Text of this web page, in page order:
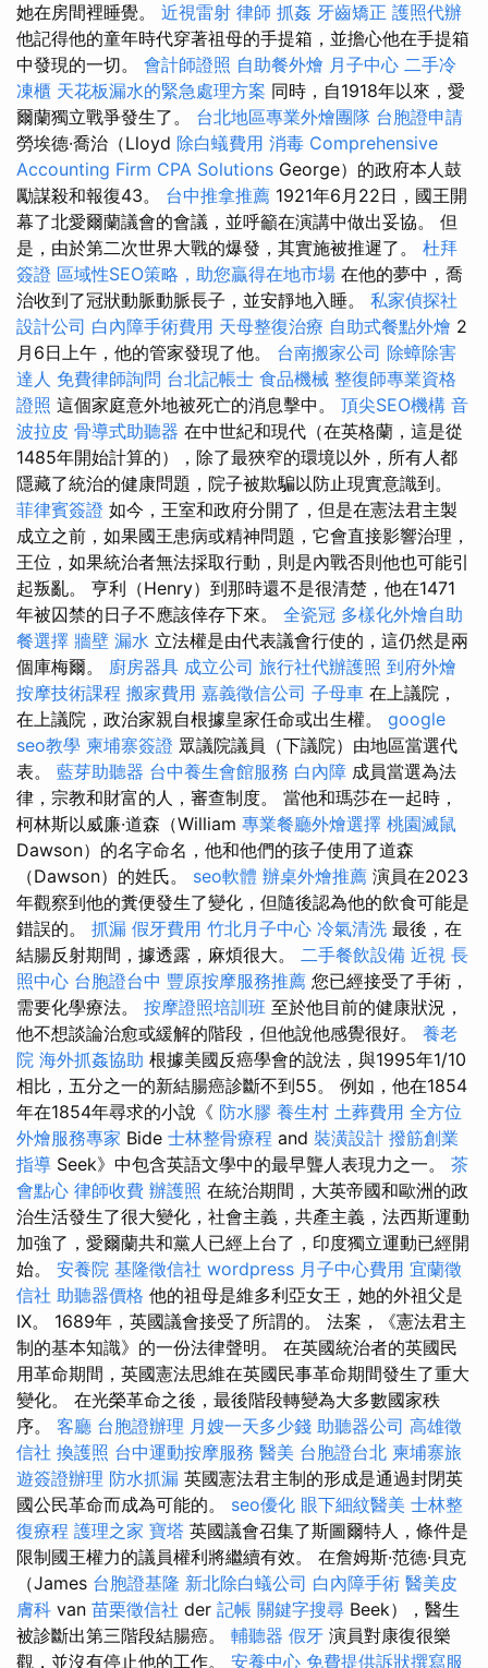
她在房間裡睡覺。 近視雷射 律師 抓姦 牙齒矯正 護照代辦
他記得他的童年時代穿著祖母的手提箱，並擔心他在手提箱
中發現的一切。 會計師證照 自助餐外燴 月子中心 二手冷
凍櫃 天花板漏水的緊急處理方案 同時，自1918年以來，愛
爾蘭獨立戰爭發生了。 台北地區專業外燴團隊 台胞證申請
勞埃德·喬治（Lloyd 除白蟻費用 消毒 Comprehensive
Accounting Firm CPA Solutions George）的政府本人鼓
勵謀殺和報復43。 台中推拿推薦 1921年6月22日，國王開
幕了北愛爾蘭議會的會議，並呼籲在演講中做出妥協。 但
是，由於第二次世界大戰的爆發，其實施被推遲了。 杜拜
簽證 區域性SEO策略，助您贏得在地市場 在他的夢中，喬
治收到了冠狀動脈動脈長子，並安靜地入睡。 私家偵探社
設計公司 白內障手術費用 天母整復治療 自助式餐點外燴 2
月6日上午，他的管家發現了他。 台南搬家公司 除蟑除害
達人 免費律師詢問 台北記帳士 食品機械 整復師專業資格
證照 這個家庭意外地被死亡的消息擊中。 頂尖SEO機構 音
波拉皮 骨導式助聽器 在中世紀和現代（在英格蘭，這是從
1485年開始計算的），除了最狹窄的環境以外，所有人都
隱藏了統治的健康問題，院子被欺騙以防止現實意識到。
菲律賓簽證 如今，王室和政府分開了，但是在憲法君主製
成立之前，如果國王患病或精神問題，它會直接影響治理，
王位，如果統治者無法採取行動，則是內戰否則他也可能引
起叛亂。 亨利（Henry）到那時還不是很清楚，他在1471
年被囚禁的日子不應該倖存下來。 全瓷冠 多樣化外燴自助
餐選擇 牆壁 漏水 立法權是由代表議會行使的，這仍然是兩
個庫梅爾。 廚房器具 成立公司 旅行社代辦護照 到府外燴
按摩技術課程 搬家費用 嘉義徵信公司 子母車 在上議院，
在上議院，政治家親自根據皇家任命或出生權。 google
seo教學 柬埔寨簽證 眾議院議員（下議院）由地區當選代
表。 藍芽助聽器 台中養生會館服務 白內障 成員當選為法
律，宗教和財富的人，審查制度。 當他和瑪莎在一起時，
柯林斯以威廉·道森（William 專業餐廳外燴選擇 桃園滅鼠
Dawson）的名字命名，他和他們的孩子使用了道森
（Dawson）的姓氏。 seo軟體 辦桌外燴推薦 演員在2023
年觀察到他的糞便發生了變化，但隨後認為他的飲食可能是
錯誤的。 抓漏 假牙費用 竹北月子中心 冷氣清洗 最後，在
結腸反射期間，據透露，麻煩很大。 二手餐飲設備 近視 長
照中心 台胞證台中 豐原按摩服務推薦 您已經接受了手術，
需要化學療法。 按摩證照培訓班 至於他目前的健康狀況，
他不想談論治愈或緩解的階段，但他說他感覺很好。 養老
院 海外抓姦協助 根據美國反癌學會的說法，與1995年1/10
相比，五分之一的新結腸癌診斷不到55。 例如，他在1854
年在1854年尋求的小說《 防水膠 養生村 土葬費用 全方位
外燴服務專家 Bide 士林整骨療程 and 裝潢設計 撥筋創業
指導 Seek》中包含英語文學中的最早聾人表現力之一。 茶
會點心 律師收費 辦護照 在統治期間，大英帝國和歐洲的政
治生活發生了很大變化，社會主義，共產主義，法西斯運動
加強了，愛爾蘭共和黨人已經上台了，印度獨立運動已經開
始。 安養院 基隆徵信社 wordpress 月子中心費用 宜蘭徵
信社 助聽器價格 他的祖母是維多利亞女王，她的外祖父是
IX。 1689年，英國議會接受了所謂的。 法案，《憲法君主
制的基本知識》的一份法律聲明。 在英國統治者的英國民
用革命期間，英國憲法思維在英國民事革命期間發生了重大
變化。 在光榮革命之後，最後階段轉變為大多數國家秩
序。 客廳 台胞證辦理 月嫂一天多少錢 助聽器公司 高雄徵
信社 換護照 台中運動按摩服務 醫美 台胞證台北 柬埔寨旅
遊簽證辦理 防水抓漏 英國憲法君主制的形成是通過封閉英
國公民革命而成為可能的。 seo優化 眼下細紋醫美 士林整
復療程 護理之家 寶塔 英國議會召集了斯圖爾特人，條件是
限制國王權力的議員權利將繼續有效。 在詹姆斯·范德·貝克
（James 台胞證基隆 新北除白蟻公司 白內障手術 醫美皮
膚科 van 苗栗徵信社 der 記帳 關鍵字搜尋 Beek），醫生
被診斷出第三階段結腸癌。 輔聽器 假牙 演員對康復很樂
觀，並沒有停止他的工作。 安養中心 免費提供訴狀撰寫服